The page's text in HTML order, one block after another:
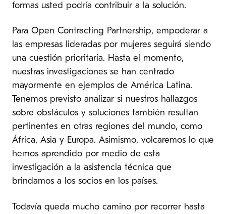
formas usted podría contribuir a la solución.
Para Open Contracting Partnership, empoderar a
las empresas lideradas por mujeres seguirá siendo
una cuestión prioritaria. Hasta el momento,
nuestras investigaciones se han centrado
mayormente en ejemplos de América Latina.
Tenemos previsto analizar si nuestros hallazgos
sobre obstáculos y soluciones también resultan
pertinentes en otras regiones del mundo, como
África, Asia y Europa. Asimismo, volcaremos lo que
hemos aprendido por medio de esta
investigación a la asistencia técnica que
brindamos a los socios en los países.
Todavía queda mucho camino por recorrer hasta